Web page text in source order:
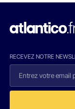
RECEVEZ NOTRE